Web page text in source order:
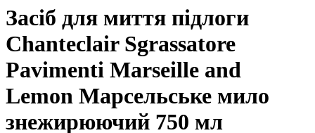
Засіб для миття підлоги
Chanteclair Sgrassatore
Pavimenti Marseille and
Lemon Марсельське мило
знежирюючий 750 мл